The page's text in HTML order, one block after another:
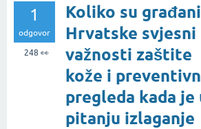
1
odgovor
248 👀
Koliko su građani
Hrvatske svjesni
važnosti zaštite
kože i
pregleda kada je
pitanju izlaganje